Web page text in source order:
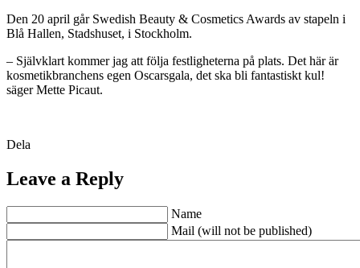
Den 20 april går Swedish Beauty & Cosmetics Awards av stapeln i
Blå Hallen, Stadshuset, i Stockholm.
– Självklart kommer jag att följa festligheterna på plats. Det här är
kosmetikbranchens egen Oscarsgala, det ska bli fantastiskt kul!
säger Mette Picaut.
Dela
Leave a Reply
Name
Mail (will not be published)